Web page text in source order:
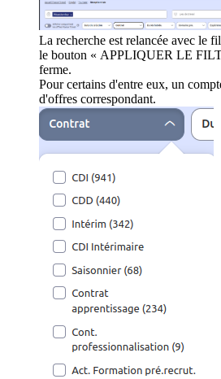
La recherche est relancée avec le
le bouton « APPLIQUER LE
ferme.
Pour certains d'entre eux, un
d'offres correspondant.